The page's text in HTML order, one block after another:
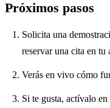
Próximos pasos
Solicita una
reservar una cita en tu
Verás en vivo cómo
Si te gusta, actívalo